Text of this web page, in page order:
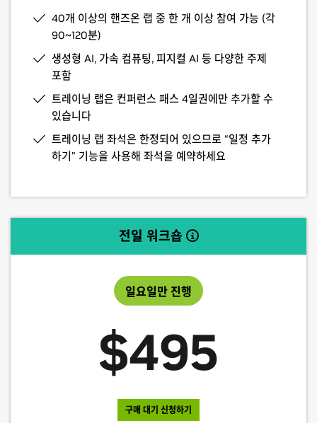
40개 이상의 핸즈온 랩 중 한 개 이상 참여 가능 (각
90~120분)
생성형 AI, 가속 컴퓨팅, 피지컬 AI 등 다양한 주제
포함
트레이닝 랩은 컨퍼런스 패스 4일권에만 추가할 수
있습니다
트레이닝 랩 좌석은 한정되어 있으므로 “일정 추가
하기” 기능을 사용해 좌석을 예약하세요
전일 워크숍
일요일만 진행
$495
구매 대기 신청하기